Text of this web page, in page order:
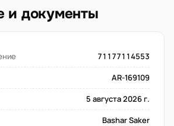
и документы
71177114553
AR-169109
5 августа 2026 г.
Bashar Saker